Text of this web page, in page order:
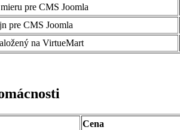
pre CMS Joomla
pre CMS Joomla
na VirtueMart
Cena